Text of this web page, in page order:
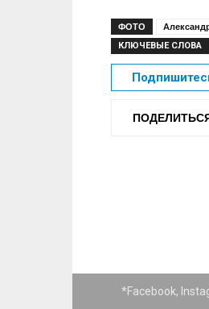
ФОТО
КЛЮЧЕВЫЕ СЛОВА
*Facebook,